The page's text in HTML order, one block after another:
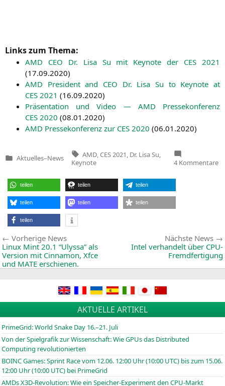
Links zum Thema:
AMD CEO Dr. Lisa Su mit Key­note der CES 2021
(17.09.2020)
AMD Pre­si­dent and CEO Dr. Lisa Su to Key­note at
CES 2021 (16.09.2020)
Prä­sen­ta­ti­on und Video — AMD Pres­se­kon­fe­renz
CES 2020 (08.01.2020)
AMD Pres­se­kon­fe­renz zur CES 2020 (06.01.2020)
Veröffentlicht
Aktuelles–News
Tags:
AMD CES 2021 Dr. Lisa Su
Keynote
4 Kommentarezu
teilen teilen teilen
teilen teilen teilen
teilen
Beitragsnavigation
Vorherige NewsVorherige
News:
Linux Mint 20.1 “Ulyssa” als
Version mit Cinnamon, Xfce
und MATE erschienen.
Nächste News
Intel verhandelt über CPU-
Fremdfertigung
AKTUELLE ARTIKEL
PrimeGrid: World Snake Day 16.–21. Juli
Von der Spielgrafik zur Wissenschaft: Wie GPUs das Distributed
Computing revolutionierten
BOINCGames: Sprint Race vom 12.06. 12:00 Uhr (10:00 UTC) bis zum 15.06.
12:00 Uhr (10:00 UTC) bei PrimeGrid
AMDs X3D-Revolution: Wie ein Speicher-Experiment den CPU-Markt